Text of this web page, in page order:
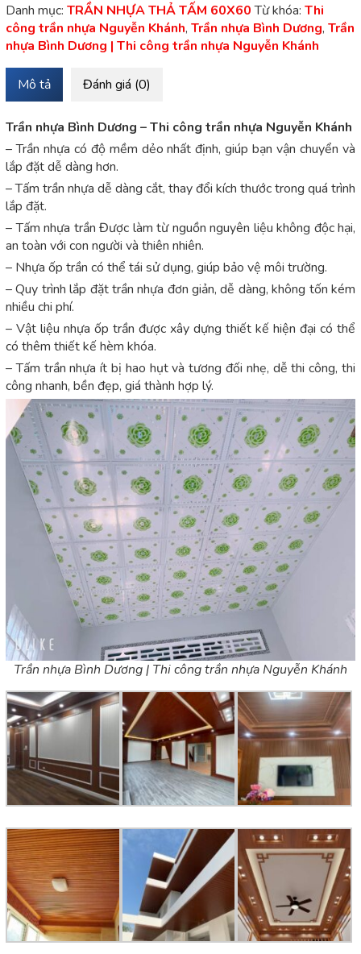
Danh mục: TRẦN NHỰA THẢ TẤM 60X60 Từ khóa: Thi
công trần nhựa Nguyễn Khánh, Trần nhựa Bình Dương, Trần
nhựa Bình Dương | Thi công trần nhựa Nguyễn Khánh
Mô tả Đánh giá (0)
Trần nhựa Bình Dương – Thi công trần nhựa Nguyễn Khánh
– Trần nhựa có độ mềm dẻo nhất định, giúp bạn vận chuyển và
lắp đặt dễ dàng hơn.
– Tấm trần nhựa dễ dàng cắt, thay đổi kích thước trong quá trình
lắp đặt.
– Tấm nhựa trần Được làm từ nguồn nguyên liệu không độc hại,
an toàn với con người và thiên nhiên.
– Nhựa ốp trần có thể tái sử dụng, giúp bảo vệ môi trường.
– Quy trình lắp đặt trần nhựa đơn giản, dễ dàng, không tốn kém
nhiều chi phí.
– Vật liệu nhựa ốp trần được xây dựng thiết kế hiện đại có thể
có thêm thiết kế hèm khóa.
– Tấm trần nhựa ít bị hao hụt và tương đối nhẹ, dễ thi công, thi
công nhanh, bền đẹp, giá thành hợp lý.
Trần nhựa Bình Dương | Thi công trần nhựa Nguyễn Khánh